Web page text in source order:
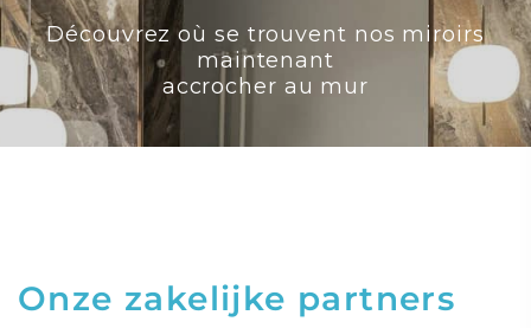
Découvrez où se trouvent nos miroirs
maintenant
accrocher au mur
Onze zakelijke partners